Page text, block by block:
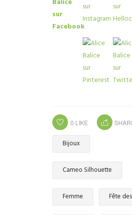
0 LIKE
Bijoux
Cameo Silhouette
Femme Fête